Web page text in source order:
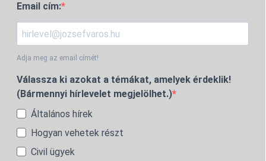
Email cím:
Adja meg az email címét!
Válassza ki azokat a témákat, amelyek érdeklik!
(Bármennyi hírlevelet megjelölhet.)
Általános hírek
Hogyan vehetek részt
Civil ügyek